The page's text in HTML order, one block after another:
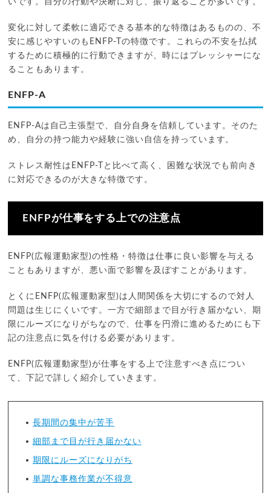
変化に対して柔軟に適応できる基本的な特徴はあるものの、不
安に感じやすいのもENFP-Tの特徴です。これらの不安を払拭
するために積極的に行動できますが、時にはプレッシャーにな
ることもあります。
ENFP-A
ENFP-Aは自己主張型で、自分自身を信頼しています。そのた
め、自分の持つ能力や経験に強い自信を持っています。
ストレス耐性はENFP-Tと比べて高く、困難な状況でも前向き
に対応できるのが大きな特徴です。
ENFPが仕事をする上での注意点
ENFP(広報運動家型)の性格・特徴は仕事に良い影響を与える
こともありますが、悪い面で影響を及ぼすことがあります。
とくにENFP(広報運動家型)は人間関係を大切にするので対人
問題は生じにくいです。一方で細部まで目が行き届かない、期
限にルーズになりがちなので、仕事を円滑に進めるためにも下
記の注意点に気を付ける必要があります。
ENFP(広報運動家型)が仕事をする上で注意すべき点につい
て、下記で詳しく紹介していきます。
長期間の集中が苦手
細部まで目が行き届かない
期限にルーズになりがち
単調な事務作業が不得意